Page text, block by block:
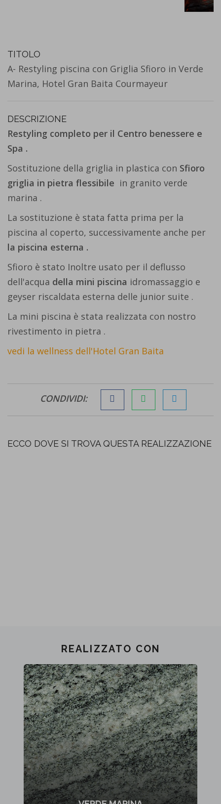
TITOLO
A- Restyling piscina con Griglia Sfioro in Verde
Marina, Hotel Gran Baita Courmayeur
DESCRIZIONE
Restyling completo per il Centro benessere e
Spa .
Sostituzione della griglia in plastica con Sfioro
griglia in pietra flessibile in granito verde
marina .
La sostituzione è stata fatta prima per la
piscina al coperto, successivamente anche per
la piscina esterna .
Sfioro è stato Inoltre usato per il deflusso
dell'acqua della mini piscina idromassaggio e
geyser riscaldata esterna delle junior suite .
La mini piscina è stata realizzata con nostro
rivestimento in pietra .
vedi la wellness dell'Hotel Gran Baita
CONDIVIDI:
ECCO DOVE SI TROVA QUESTA REALIZZAZIONE
REALIZZATO CON